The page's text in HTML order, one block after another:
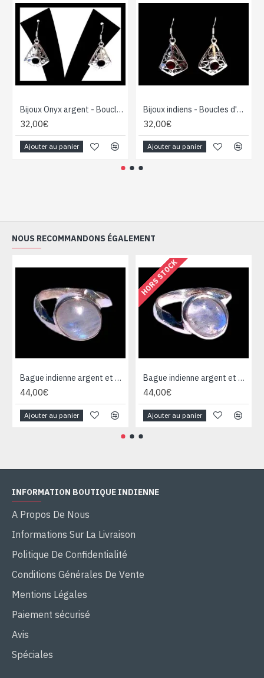
Bijoux Onyx argent - Boucles d'Oreilles indiennes Onyx
32,00€
Ajouter au panier
Bijoux indiens - Boucles d'Oreilles indiennes - Grenat
32,00€
Ajouter au panier
NOUS RECOMMANDONS ÉGALEMENT
Bague indienne argent et Pierre de Lune - Bijoux indiens
44,00€
Ajouter au panier
HORS STOCK
Bague indienne argent et Pierre de Lune - Bijoux indiens
44,00€
Ajouter au panier
INFORMATION BOUTIQUE INDIENNE
A Propos De Nous
Informations Sur La Livraison
Politique De Confidentialité
Conditions Générales De Vente
Mentions Légales
Paiement sécurisé
Avis
Spéciales